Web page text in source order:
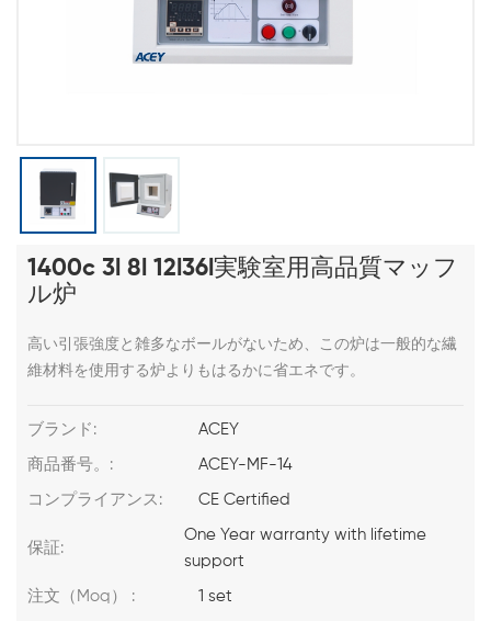
1400c 3l 8l 12l36l実験室用高品質マッフ
ル炉
高い引張強度と雑多なボールがないため、この炉は一般的な繊
維材料を使用する炉よりもはるかに省エネです。
ブランド: ACEY
商品番号。: ACEY-MF-14
コンプライアンス: CE Certified
保証:
One Year warranty with lifetime
support
注文（Moq） : 1 set